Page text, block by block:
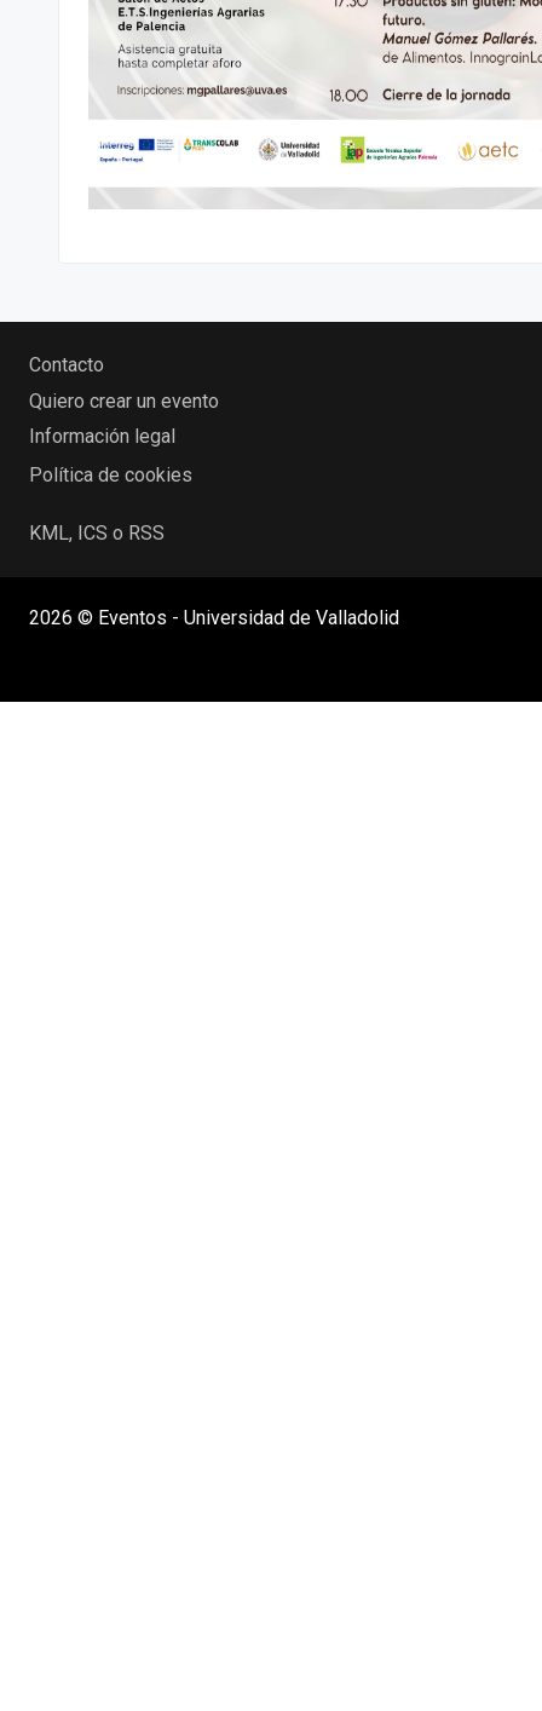
Contacto
Quiero crear un evento
Información legal
Política de cookies
KML, ICS o RSS
2026 © Eventos - Universidad de Valladolid